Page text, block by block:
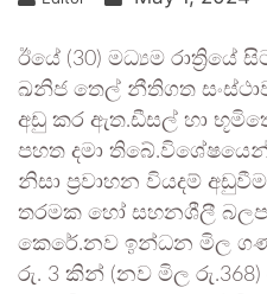
ඊයේ (30) මධ්‍යම රාත්‍රියේ
ඛනිජ තෙල් නීතිගත
අඩු කර ඇත.ඩීසල් හා
පහත දමා
නිසා ප්‍රවාහන වියදම්
තරමක හෝ සහනශීලී
කෙරේ.නව ඉන්ධන මිල
රු. 3 කින් (නව මිල රු.368)